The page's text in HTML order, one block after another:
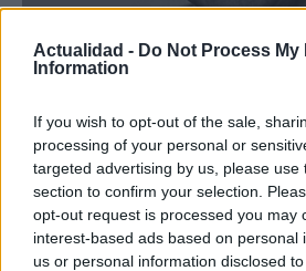
Actualidad - Do Not Process My
Information
If you wish to opt-out of the sale,
processing of your personal or
targeted advertising by us, please use
section to confirm your selection.
opt-out request is processed you may
interest-based ads based on personal
us or personal information disclosed
Argentina: Un hombre de
anuncia al mundo que es
Un hombre de origen alemán que vive
INTERNACIONAL